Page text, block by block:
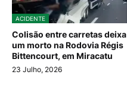
ACIDENTE
Colisão entre carretas deixa
um morto na Rodovia Régis
Bittencourt, em Miracatu
23 Julho, 2026